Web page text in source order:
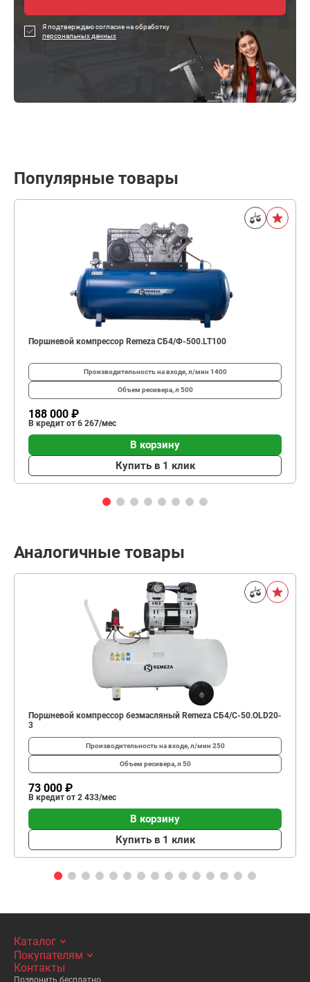
Я подтверждаю согласие на обработку
персональных данных
Популярные товары
Поршневой компрессор Remeza СБ4/Ф-500.LT100
Производительность на входе, л/мин 1400
Объем ресивера, л 500
188 000 ₽
В кредит от 6 267/мес
В корзину
Купить в 1 клик
Аналогичные товары
Поршневой компрессор безмасляный Remeza СБ4/С-50.OLD20-
3
Производительность на входе, л/мин 250
Объем ресивера, л 50
73 000 ₽
В кредит от 2 433/мес
В корзину
Купить в 1 клик
Каталог
Покупателям
Контакты
Позвонить бесплатно